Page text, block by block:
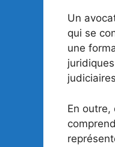
Un
qui se
une
En